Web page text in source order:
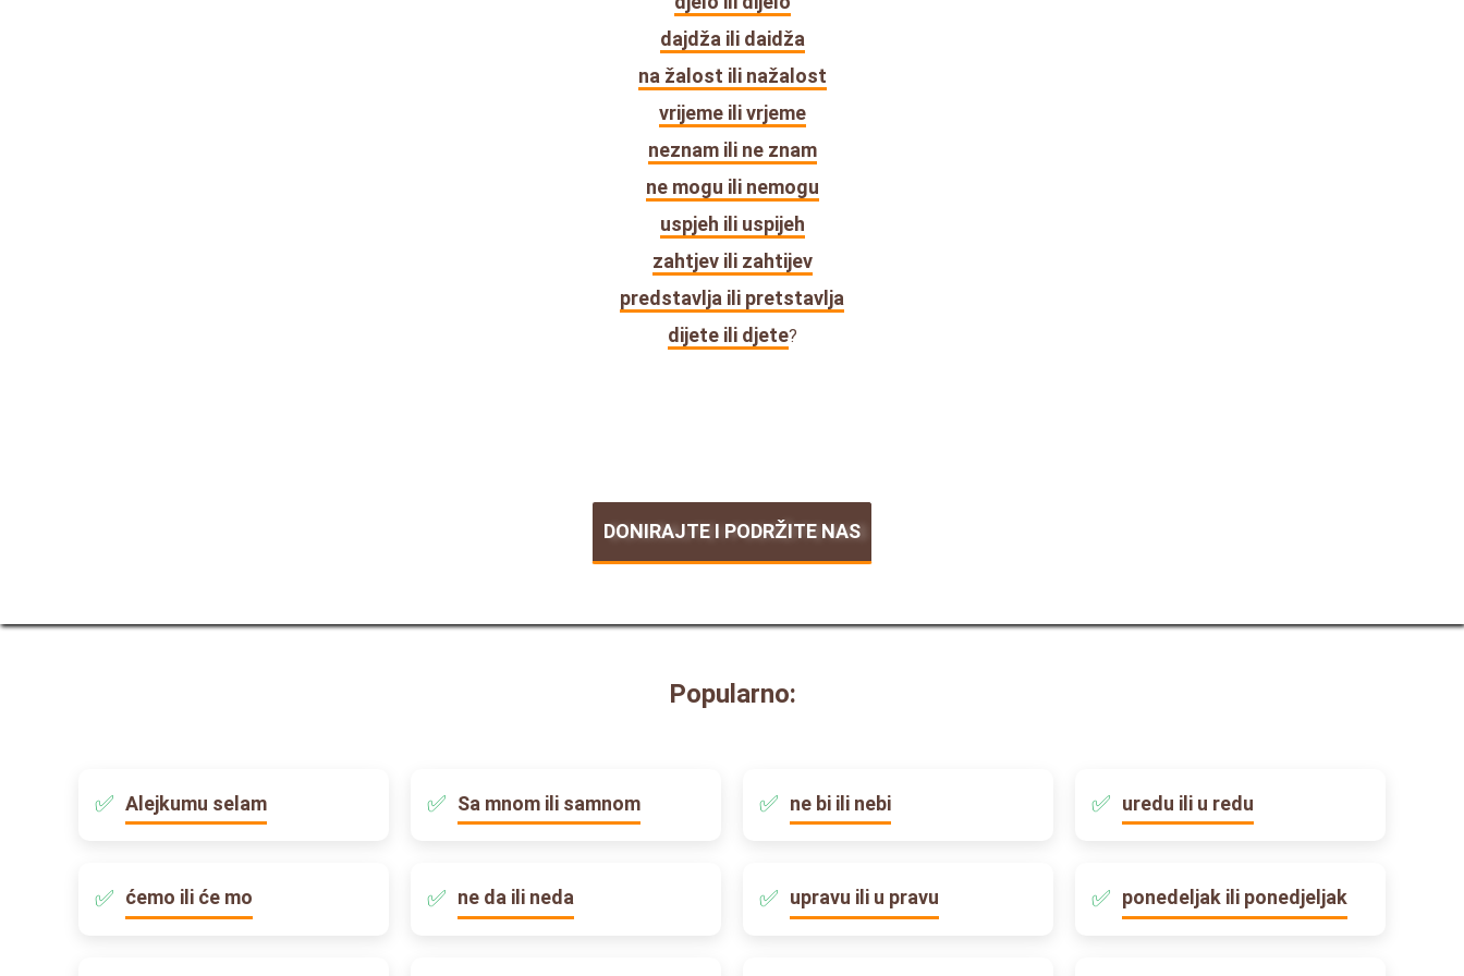
dajdža ili daidža
na žalost ili nažalost
vrijeme ili vrjeme
neznam ili ne znam
ne mogu ili nemogu
uspjeh ili uspijeh
zahtjev ili zahtijev
predstavlja ili pretstavlja
dijete ili djete?
DONIRAJTE I PODRŽITE NAS
Popularno:
Alejkumu selam Sa mnom ili samnom ne bi ili nebi uredu ili u redu
ćemo ili će mo ne da ili neda upravu ili u pravu ponedeljak ili ponedjeljak